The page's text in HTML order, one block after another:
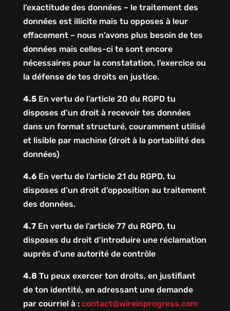
l’exactitude des données – le traitement des
données est illicite mais tu opposes à leur
effacement – nous n’avons plus besoin de tes
données mais celles-ci te sont encore
nécessaires pour la constatation, l’exercice ou
la défense de tes droits en justice.
4.5En vertu de l’article 20 du RGPD tu
disposes d’un droit à recevoir tes données
dans un format structuré, couramment utilisé
et lisible par machine (droit à la portabilité des
données)
4.6En vertu de l’article 21 du RGPD, tu
disposes d’un droit d’opposition au traitement
des données.
4.7En vertu de l’article 77 du RGPD, tu
disposes du droit d’introduire une réclamation
auprès d’une autorité de contrôle
4.8 Tu peux exercer ton droits, en justifiant
de ton identité, en adressant une demande
par courriel à : contact@wireinprogress.com